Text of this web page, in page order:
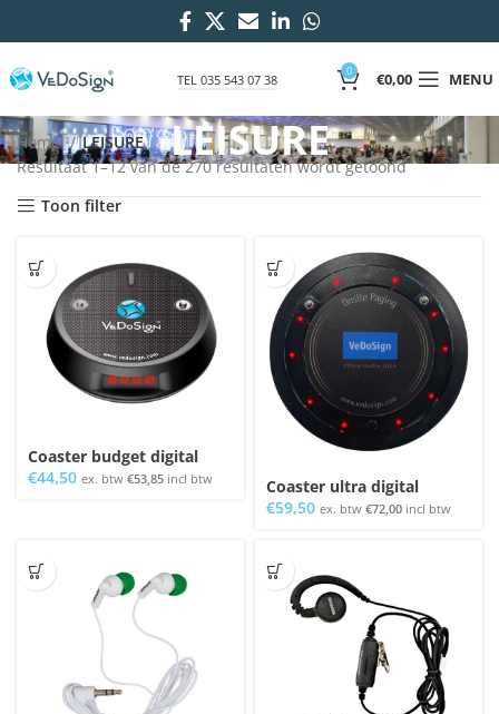
TEL 035 543 07 38
0 €0,00 MENU
LEISURE
Home
LEISURE
Resultaat 1–12 van de 270 resultaten wordt getoondGesorteerd
Toon filter
Coaster budget digital
€44,50 ex. btw €53,85 incl btw
Coaster ultra digital
€59,50 ex. btw €72,00 incl btw